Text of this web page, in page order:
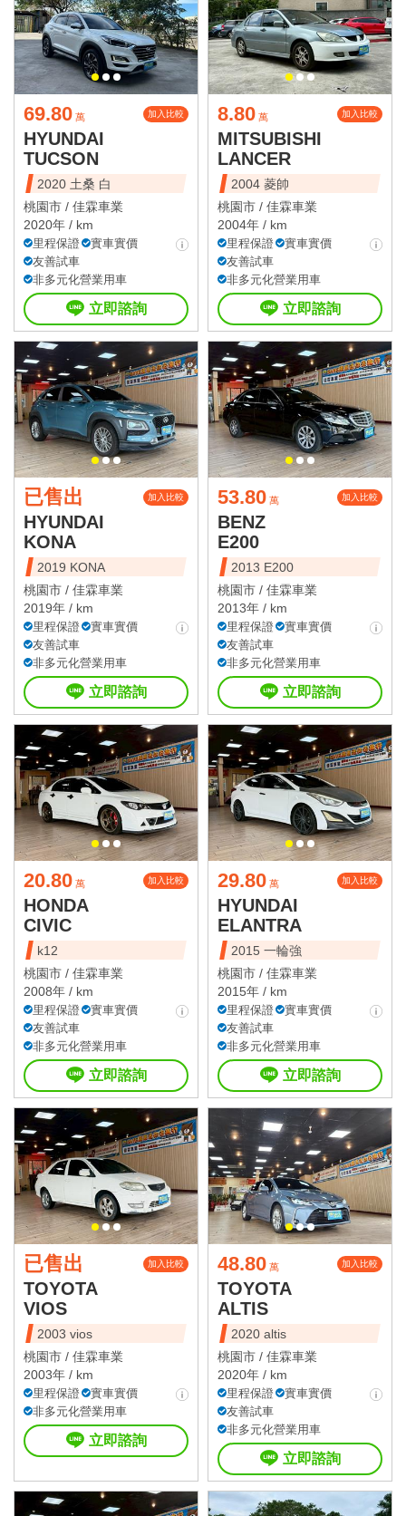
69.80 萬 加入比較
HYUNDAI
TUCSON
2020 土桑 白
桃園市 / 佳霖車業
2020年 / km
里程保證
實車實價
友善試車
非多元化營業用車
立即諮詢
8.80 萬 加入比較
MITSUBISHI
LANCER
2004 菱帥
桃園市 / 佳霖車業
2004年 / km
里程保證
實車實價
友善試車
非多元化營業用車
立即諮詢
已售出 加入比較
HYUNDAI
KONA
2019 KONA
桃園市 / 佳霖車業
2019年 / km
里程保證
實車實價
友善試車
非多元化營業用車
立即諮詢
53.80 萬 加入比較
BENZ
E200
2013 E200
桃園市 / 佳霖車業
2013年 / km
里程保證
實車實價
友善試車
非多元化營業用車
立即諮詢
20.80 萬 加入比較
HONDA
CIVIC
k12
桃園市 / 佳霖車業
2008年 / km
里程保證
實車實價
友善試車
非多元化營業用車
立即諮詢
29.80 萬 加入比較
HYUNDAI
ELANTRA
2015 一輪強
桃園市 / 佳霖車業
2015年 / km
里程保證
實車實價
友善試車
非多元化營業用車
立即諮詢
已售出 加入比較
TOYOTA
VIOS
2003 vios
桃園市 / 佳霖車業
2003年 / km
里程保證
實車實價
非多元化營業用車
立即諮詢
48.80 萬 加入比較
TOYOTA
ALTIS
2020 altis
桃園市 / 佳霖車業
2020年 / km
里程保證
實車實價
友善試車
非多元化營業用車
立即諮詢